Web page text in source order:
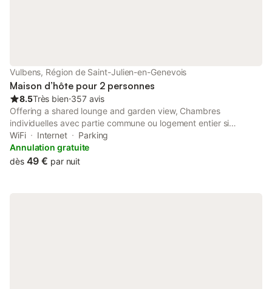
Vulbens, Région de Saint-Julien-en-Genevois
Maison d’hôte pour 2 personnes
8.5Très bien⋅357 avis
Offering a shared lounge and garden view, Chambres
individuelles avec partie commune ou logement entier si
disponible Via Rhôna is situated in Vulbens, 21 km from Stade
de Genève and 25 km from Gare de Cornavin.
WiFi Internet
Parking
Annulation gratuite
dès 49 € par nuit